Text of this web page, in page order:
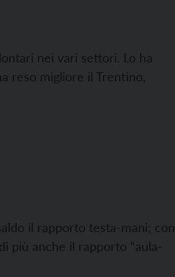
nei vari settori. Lo ha
reso migliore il Trentino,
il rapporto testa-mani; con
più anche il rapporto “aula-